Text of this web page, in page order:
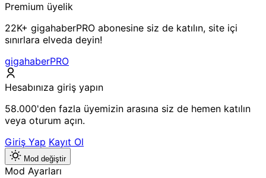
Premium üyelik
22K+ gigahaberPRO abonesine siz de katılın, site içi
sınırlara elveda deyin!
gigahaberPRO
Hesabınıza giriş yapın
58.000'den fazla üyemizin arasına siz de hemen katılın
veya oturum açın.
Giriş Yap Kayıt Ol
Mod değiştir
Mod Ayarları